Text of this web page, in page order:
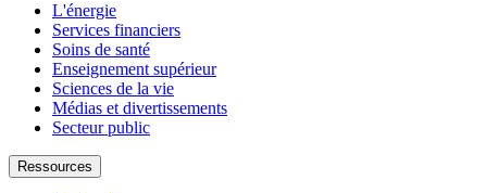
L'énergie
Services financiers
Soins de santé
Enseignement supérieur
Sciences de la vie
Médias et divertissements
Secteur public
Ressources